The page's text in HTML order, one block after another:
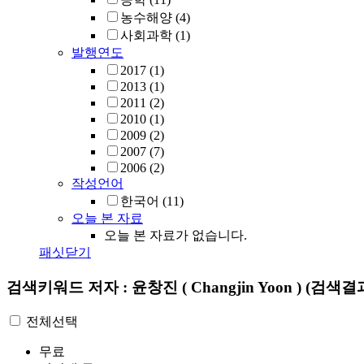
농수해양 (4)
사회과학 (1)
발행연도
2017 (1)
2013 (1)
2011 (2)
2010 (1)
2009 (2)
2007 (7)
2006 (2)
작성언어
한국어 (11)
오늘 본 자료
오늘 본 자료가 없습니다.
패싯닫기
검색키워드 저자 : 윤창진 ( Changjin Yoon ) (검색결
전체선택
무료